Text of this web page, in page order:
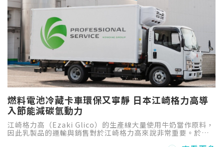
燃料電池冷藏卡車環保又寧靜 日本江崎格力高導
入節能減碳氫動力
江崎格力高（Ezaki Glico）的生產線大量使用牛奶當作原料，
因此乳製品的運輸與銷售對於江崎格力高來說非常重要。於是